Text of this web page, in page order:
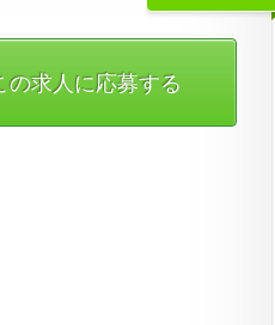
の求人に応募する